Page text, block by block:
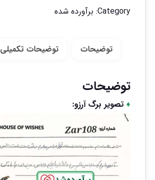
Category: برآورده شده
توضیحات توضیحات تکمیلی
توضیحات
♦تصویر برگ آرزو: